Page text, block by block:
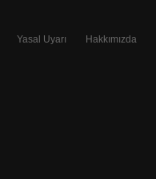
Yasal Uyarı Hakkımızda